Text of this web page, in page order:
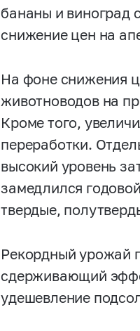
бананы и виноград
снижение цен на
На фоне снижения
животноводов на
Кроме того,
переработки.
высокий уровень
замедлился
твердые,
Рекордный урожай
сдерживающий
удешевление